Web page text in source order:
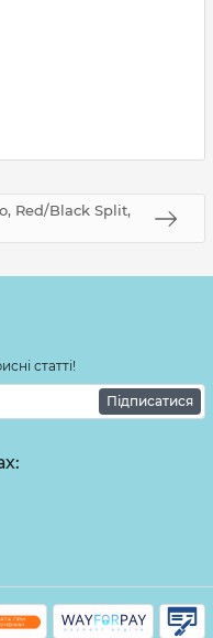
Red/Black Split,
статті!
Підписатися